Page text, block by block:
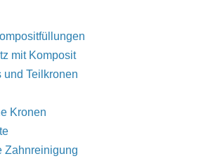
mit Komposit
und Teilkronen
Kronen
Zahnreinigung